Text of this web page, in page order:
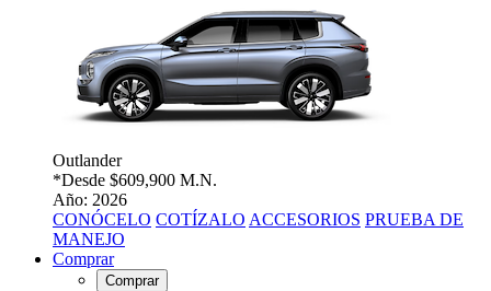
Outlander
*Desde $609,900 M.N.
Año: 2026
CONÓCELO COTÍZALO ACCESORIOS PRUEBA DE
MANEJO
Comprar
Comprar